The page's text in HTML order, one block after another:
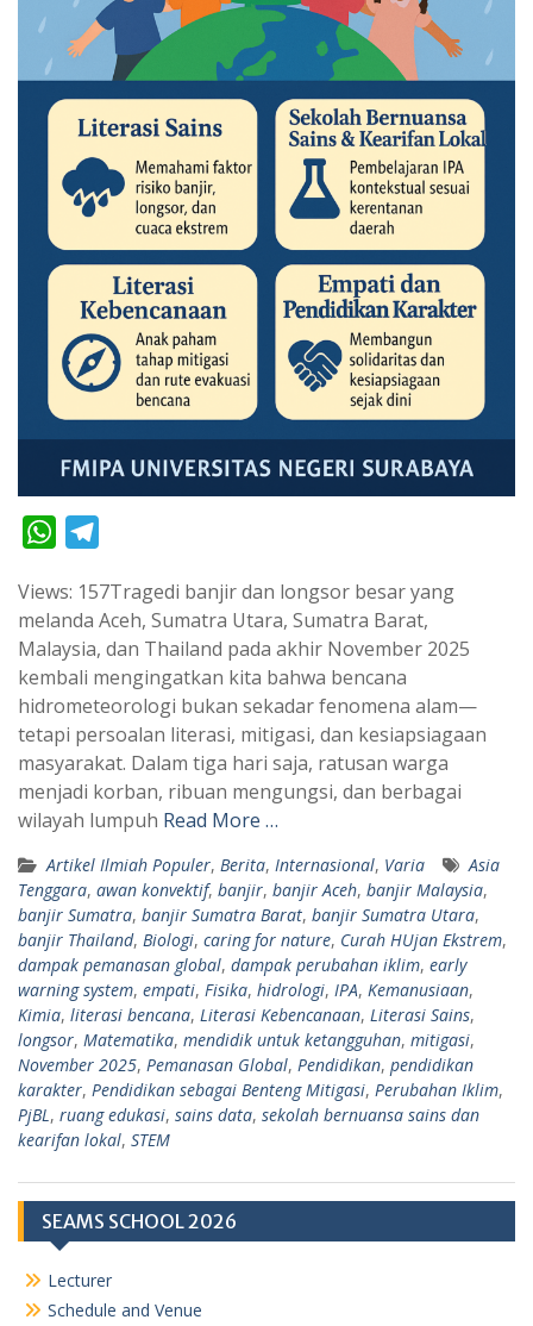
W
a
t
s
A
p
p
l
e
g
r
a
m
Views: 157Tragedi banjir dan longsor besar yang
melanda Aceh, Sumatra Utara, Sumatra Barat,
Malaysia, dan Thailand pada akhir November 2025
kembali mengingatkan kita bahwa bencana
hidrometeorologi bukan sekadar fenomena alam—
tetapi persoalan literasi, mitigasi, dan kesiapsiagaan
masyarakat. Dalam tiga hari saja, ratusan warga
menjadi korban, ribuan mengungsi, dan berbagai
wilayah lumpuh Read More …
Artikel Ilmiah Populer, Berita, Internasional, Varia
Asia
Tenggara, awan konvektif, banjir, banjir Aceh, banjir Malaysia,
banjir Sumatra, banjir Sumatra Barat, banjir Sumatra Utara,
banjir Thailand, Biologi, caring for nature, Curah HUjan Ekstrem,
dampak pemanasan global, dampak perubahan iklim, early
warning system, empati, Fisika, hidrologi, IPA, Kemanusiaan,
Kimia, literasi bencana, Literasi Kebencanaan, Literasi Sains,
longsor, Matematika, mendidik untuk ketangguhan, mitigasi,
November 2025, Pemanasan Global, Pendidikan, pendidikan
karakter, Pendidikan sebagai Benteng Mitigasi, Perubahan Iklim,
PjBL, ruang edukasi, sains data, sekolah bernuansa sains dan
kearifan lokal, STEM
SEAMS SCHOOL 2026
Lecturer
Schedule and Venue